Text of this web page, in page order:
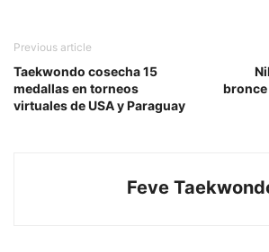
Previous article
Taekwondo cosecha 15
medallas en torneos
virtuales de USA y Paraguay
bronce
Feve